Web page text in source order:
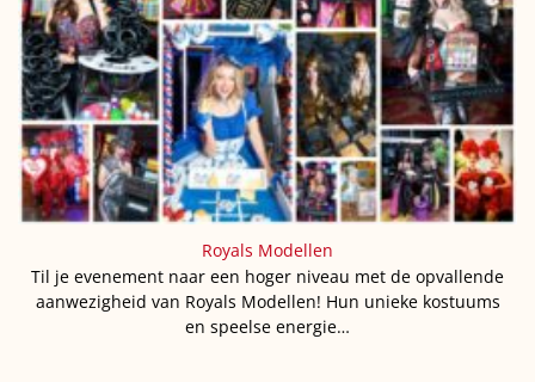
Royals Modellen
Til je evenement naar een hoger niveau met de opvallende
aanwezigheid van Royals Modellen! Hun unieke kostuums
en speelse energie…